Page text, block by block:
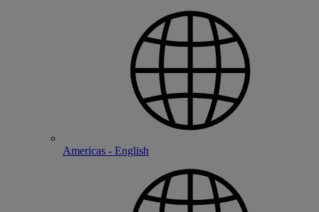
Americas - English